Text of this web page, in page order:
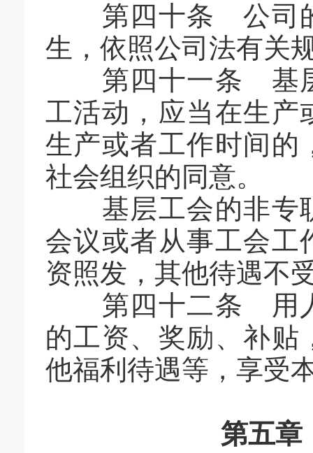
第四十条 公司的
生，依照公司法有关
第四十一条 基层
工活动，应当在生产
生产或者工作时间的
社会组织的同意。
基层工会的非专职
会议或者从事工会工
资照发，其他待遇不
第四十二条 用人
的工资、奖励、补贴
他福利待遇等，享受
第五